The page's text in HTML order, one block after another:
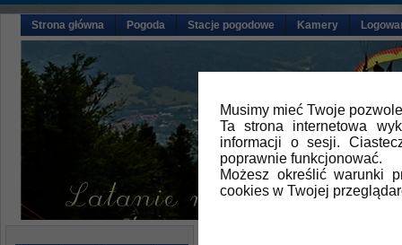
Musimy mieć Twoje
Ta strona internetowa
informacji o sesji.
poprawnie funkcjonować.
Możesz określić warunki
cookies w Twojej
Strona główna Pogoda Stacje pogodowe Kamery